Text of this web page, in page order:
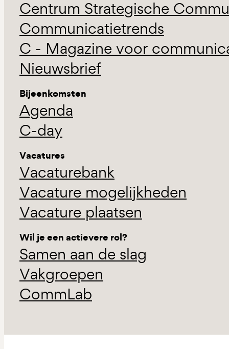
Centrum Strategische
Communicatietrends
C - Magazine voor
Nieuwsbrief
Bijeenkomsten
Agenda
C-day
Vacatures
Vacaturebank
Vacature mogelijkheden
Vacature plaatsen
Wil je een actievere rol?
Samen aan de slag
Vakgroepen
CommLab